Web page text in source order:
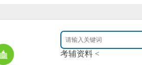
名咨询以及成考考前辅导服务，官方
考辅资料 <